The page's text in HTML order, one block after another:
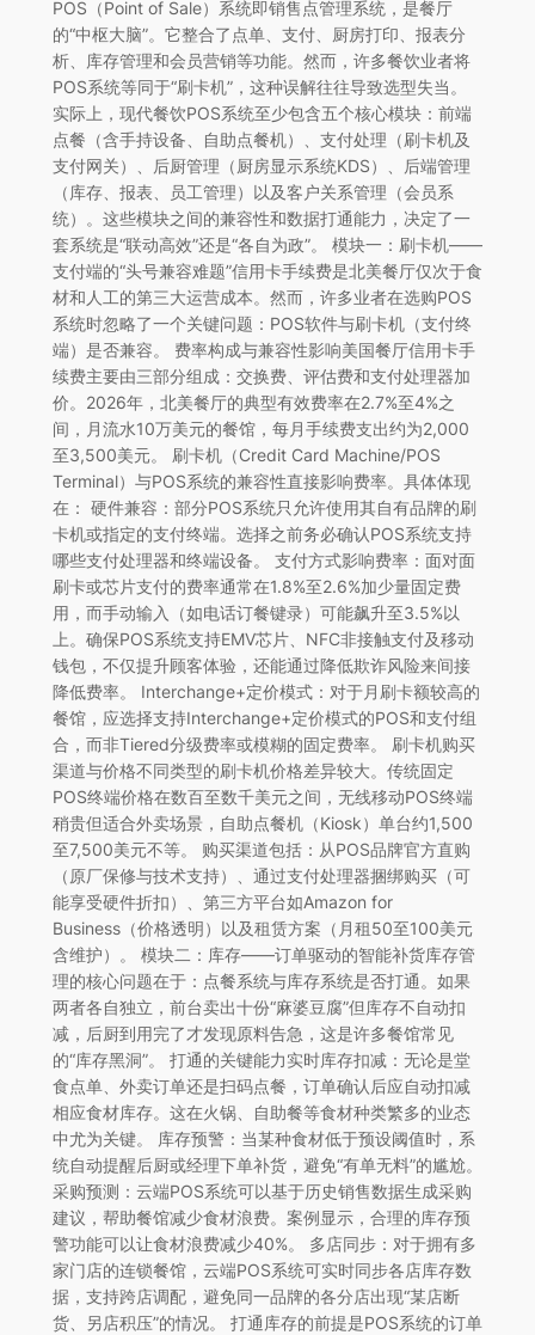
POS（Point of Sale）系统即销售点管理系统，是餐厅
的“中枢大脑”。它整合了点单、支付、厨房打印、报表分
析、库存管理和会员营销等功能。然而，许多餐饮业者将
POS系统等同于“刷卡机”，这种误解往往导致选型失当。
实际上，现代餐饮POS系统至少包含五个核心模块：前端
点餐（含手持设备、自助点餐机）、支付处理（刷卡机及
支付网关）、后厨管理（厨房显示系统KDS）、后端管理
（库存、报表、员工管理）以及客户关系管理（会员系
统）。这些模块之间的兼容性和数据打通能力，决定了一
套系统是“联动高效”还是“各自为政”。 模块一：刷卡机——
支付端的“头号兼容难题”信用卡手续费是北美餐厅仅次于食
材和人工的第三大运营成本。然而，许多业者在选购POS
系统时忽略了一个关键问题：POS软件与刷卡机（支付终
端）是否兼容。 费率构成与兼容性影响美国餐厅信用卡手
续费主要由三部分组成：交换费、评估费和支付处理器加
价。2026年，北美餐厅的典型有效费率在2.7%至4%之
间，月流水10万美元的餐馆，每月手续费支出约为2,000
至3,500美元。 刷卡机（Credit Card Machine/POS
Terminal）与POS系统的兼容性直接影响费率。具体体现
在： 硬件兼容：部分POS系统只允许使用其自有品牌的刷
卡机或指定的支付终端。选择之前务必确认POS系统支持
哪些支付处理器和终端设备。 支付方式影响费率：面对面
刷卡或芯片支付的费率通常在1.8%至2.6%加少量固定费
用，而手动输入（如电话订餐键录）可能飙升至3.5%以
上。确保POS系统支持EMV芯片、NFC非接触支付及移动
钱包，不仅提升顾客体验，还能通过降低欺诈风险来间接
降低费率。 Interchange+定价模式：对于月刷卡额较高的
餐馆，应选择支持Interchange+定价模式的POS和支付组
合，而非Tiered分级费率或模糊的固定费率。 刷卡机购买
渠道与价格不同类型的刷卡机价格差异较大。传统固定
POS终端价格在数百至数千美元之间，无线移动POS终端
稍贵但适合外卖场景，自助点餐机（Kiosk）单台约1,500
至7,500美元不等。 购买渠道包括：从POS品牌官方直购
（原厂保修与技术支持）、通过支付处理器捆绑购买（可
能享受硬件折扣）、第三方平台如Amazon for
Business（价格透明）以及租赁方案（月租50至100美元
含维护）。 模块二：库存——订单驱动的智能补货库存管
理的核心问题在于：点餐系统与库存系统是否打通。如果
两者各自独立，前台卖出十份“麻婆豆腐”但库存不自动扣
减，后厨到用完了才发现原料告急，这是许多餐馆常见
的“库存黑洞”。 打通的关键能力实时库存扣减：无论是堂
食点单、外卖订单还是扫码点餐，订单确认后应自动扣减
相应食材库存。这在火锅、自助餐等食材种类繁多的业态
中尤为关键。 库存预警：当某种食材低于预设阈值时，系
统自动提醒后厨或经理下单补货，避免“有单无料”的尴尬。
采购预测：云端POS系统可以基于历史销售数据生成采购
建议，帮助餐馆减少食材浪费。案例显示，合理的库存预
警功能可以让食材浪费减少40%。 多店同步：对于拥有多
家门店的连锁餐馆，云端POS系统可实时同步各店库存数
据，支持跨店调配，避免同一品牌的各分店出现“某店断
货、另店积压”的情况。 打通库存的前提是POS系统的订单